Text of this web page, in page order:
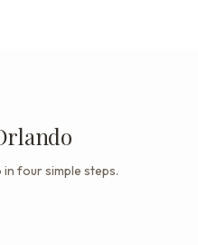
four simple steps.